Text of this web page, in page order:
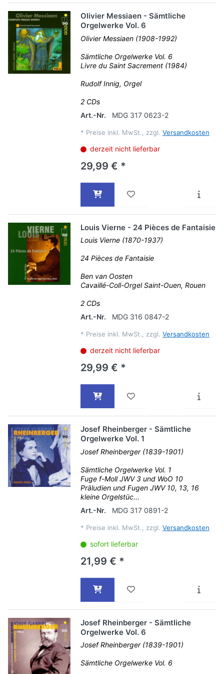
Olivier Messiaen - Sämtliche
Orgelwerke Vol. 6
Olivier Messiaen (1908-1992)
Sämtliche Orgelwerke Vol. 6
Livre du Saint Sacrement (1984)
Rudolf Innig, Orgel
2 CDs
Art.-Nr.
MDG 317 0623-2
* Preise inkl. MwSt., zzgl. Versandkosten
derzeit nicht lieferbar
29,99 € *
Louis Vierne - 24 Pièces de Fantaisie
Louis Vierne (1870-1937)
24 Pièces de Fantaisie
Ben van Oosten
Cavaillé-Coll-Orgel Saint-Ouen, Rouen
2 CDs
Art.-Nr.
MDG 316 0847-2
* Preise inkl. MwSt., zzgl. Versandkosten
derzeit nicht lieferbar
29,99 € *
Josef Rheinberger - Sämtliche
Orgelwerke Vol. 1
Josef Rheinberger (1839-1901)
Sämtliche Orgelwerke Vol. 1
Fuge f-Moll JWV 3 und WoO 10
Präludien und Fugen JWV 10, 13, 16
kleine Orgelstüc...
Art.-Nr.
MDG 317 0891-2
* Preise inkl. MwSt., zzgl. Versandkosten
sofort lieferbar
21,99 € *
Josef Rheinberger - Sämtliche
Orgelwerke Vol. 6
Josef Rheinberger (1839-1901)
Sämtliche Orgelwerke Vol. 6